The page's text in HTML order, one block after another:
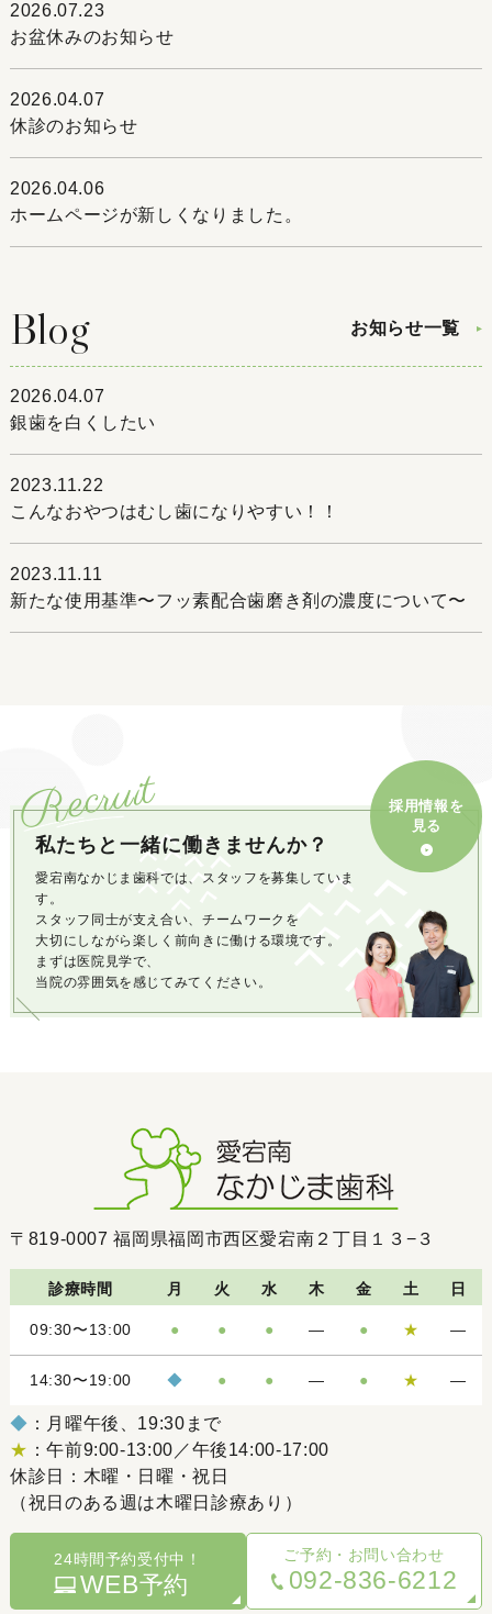
2026.07.23
お盆休みのお知らせ
2026.04.07
休診のお知らせ
2026.04.06
ホームページが新しくなりました。
Blog お知らせ一覧
2026.04.07
銀歯を白くしたい
2023.11.22
こんなおやつはむし歯になりやすい！！
2023.11.11
新たな使用基準〜フッ素配合歯磨き剤の濃度について〜
Recruit
私たちと一緒に働きませんか？
愛宕南なかじま歯科では、スタッフを募集していま
す。
スタッフ同士が支え合い、チームワークを
大切にしながら楽しく前向きに働ける環境です。
まずは医院見学で、
当院の雰囲気を感じてみてください。
採用情報を
見る
〒819-0007福岡県福岡市西区愛宕南２丁目１３−３
診療時間 月 火 水 木 金 土 日
09:30〜13:00 ● ● ● ― ● ★ ―
14:30〜19:00 ◆ ● ● ― ● ★ ―
◆ ：月曜午後、19:30まで
★ ：午前9:00-13:00／午後14:00-17:00
休診日：木曜・日曜・祝日
（祝日のある週は木曜日診療あり）
24時間予約受付中！
WEB予約
ご予約・お問い合わせ
092-836-6212